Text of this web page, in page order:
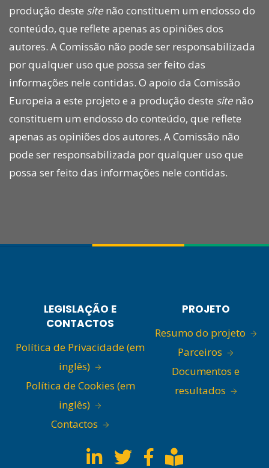
produção deste site não constituem um endosso do
conteúdo, que reflete apenas as opiniões dos
autores. A Comissão não pode ser responsabilizada
por qualquer uso que possa ser feito das
informações nele contidas. O apoio da Comissão
Europeia a este projeto e a produção deste site não
constituem um endosso do conteúdo, que reflete
apenas as opiniões dos autores. A Comissão não
pode ser responsabilizada por qualquer uso que
possa ser feito das informações nele contidas.
LEGISLAÇÃO E
CONTACTOS
Política de Privacidade (em
inglês)
Política de Cookies (em
inglês)
Contactos
PROJETO
Resumo do projeto
Parceiros
Documentos e
resultados